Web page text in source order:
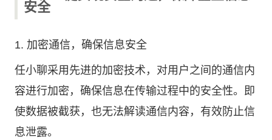
安全
1. 加密通信，确保信息安全
任小聊采用先进的加密技术，对用户之间的通信内
容进行加密，确保信息在传输过程中的安全性。即
使数据被截获，也无法解读通信内容，有效防止信
息泄露。